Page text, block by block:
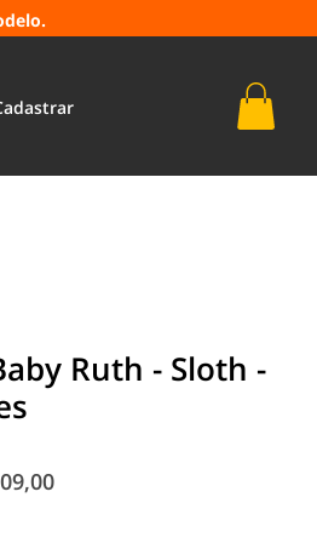
Ruth - Sloth -
Preço